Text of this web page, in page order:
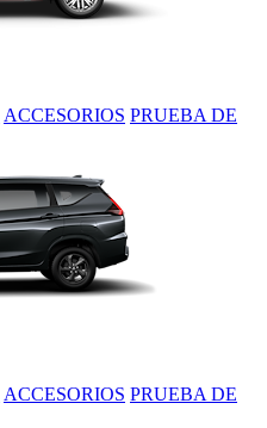
ACCESORIOS PRUEBA DE
ACCESORIOS PRUEBA DE